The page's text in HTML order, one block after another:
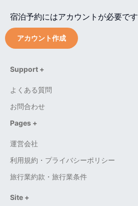
Site +
Support +
よくある質問
お問合わせ
Pages +
運営会社
利用規約・プライバシーポリシー
旅行業約款・旅行業条件
宿泊予約にはアカウントが必要です
アカウント作成